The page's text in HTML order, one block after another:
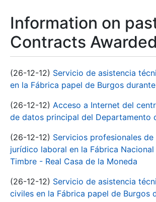
Information on
Contracts Awarded
(26-12-12) Servicio de asistencia
en la Fábrica papel de Burgos
(26-12-12) Acceso a Internet del
de datos principal del Departamento
(26-12-12) Servicios profesionales de
jurídico laboral en la Fábrica
Timbre - Real Casa de la Moneda
(26-12-12) Servicio de asistencia
civiles en la Fábrica papel de Burgos